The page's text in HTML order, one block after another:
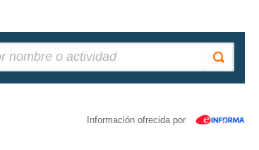
Información ofrecida por